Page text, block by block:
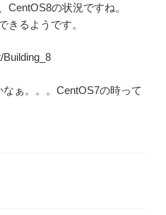
CentOS8の状況ですね。
きるようです。
ぁ。。。CentOS7の時って